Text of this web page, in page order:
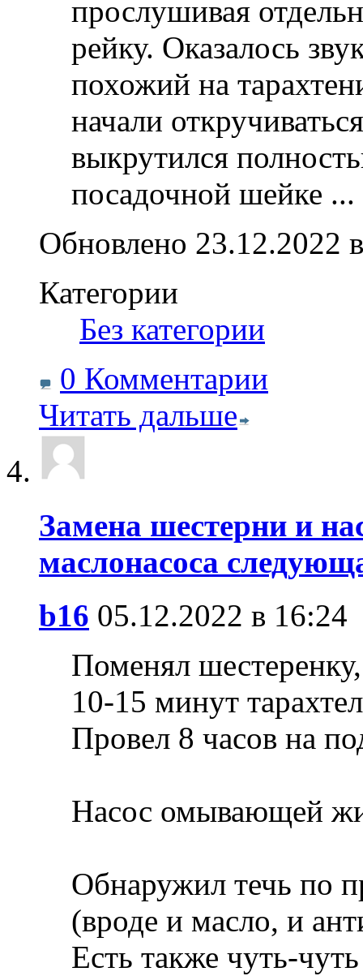
прослушивая
рейку. Оказалось
похожий на
начали
выкрутился
посадочной шейке ...
Обновлено 23.12.2022
Категории
Без категории
0 Комментарии
Читать дальше
Замена шестерни и
маслонасоса
b16 05.12.2022 в 16:24
Поменял
10-15 минут
Провел 8 часов на
Насос омывающей
Обнаружил течь по
(вроде и масло, и
Есть также чуть-